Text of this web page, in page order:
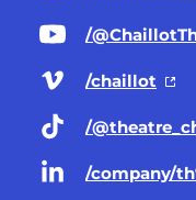
/
/chaillot
/@theatre